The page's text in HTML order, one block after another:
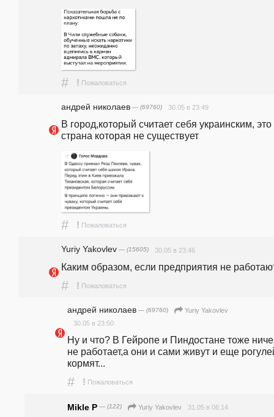
# ! Пожаловаться
андpeй николаев — (69760) 30.05 в 23:49
В город,который считает себя украинским, это
страна которая не существует
# ! Пожаловаться
Yuriy Yakovlev — (15605) 30.05 в 23:46
Каким образом, если предприятия не
# ! Пожаловаться
андpeй николаев — (69760)
Yuriy Yakovlev
30.05 в 23:50
Ну и что? В Гейропе и Пиндостане тоже
не работает,а они и сами живут и еще
кормят...
# ! Пожаловаться
Mikle P — (122) Yuriy Yakovlev 31.05 в 06:14